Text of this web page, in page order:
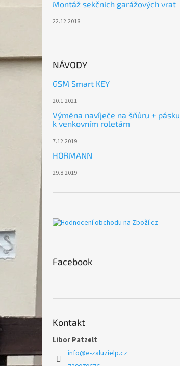
Montáž sekčních garážových vrat
22.12.2018
NÁVODY
GSM Smart KEY
20.1.2021
Výměna navíječe na šňůru + pásku
k venkovním roletám
7.12.2019
HORMANN
29.8.2019
Facebook
Kontakt
Libor Patzelt
info@e-zaluzielp.cz